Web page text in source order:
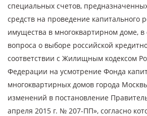
специальных счетов,
средств на проведение капитального
имущества в многоквартирном доме, в
вопроса о выборе российской
соответствии с Жилищным кодексом
Федерации на усмотрение Фонда
многоквартирных домов города
изменений в постановление
апреля 2015 г. № 207-ПП», согласно